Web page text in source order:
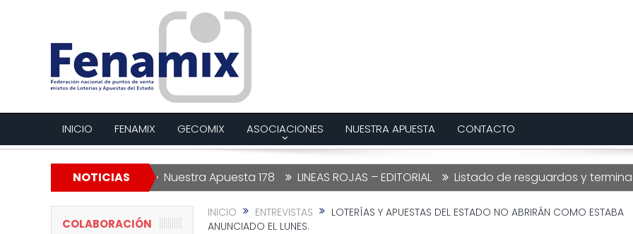
INICIO FENAMIX GECOMIX ASOCIACIONES NUESTRA APUESTA CONTACTO
NOTICIAS
Lotería de Navidad Nuestra Apuesta 178 LINEAS ROJAS – EDITORIAL Listado de resguardos y
INICIO ENTREVISTAS
LOTERÍAS Y APUESTAS DEL ESTADO NO ABRIRÁN COMO ESTABA
ANUNCIADO EL LUNES.
COLABORACIÓN